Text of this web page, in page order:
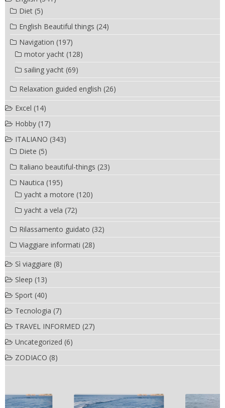
Diet (5)
English Beautiful things (24)
Navigation (197)
motor yacht (128)
sailing yacht (69)
Relaxation guided english (26)
Excel (14)
Hobby (17)
ITALIANO (343)
Diete (5)
Italiano beautiful-things (23)
Nautica (195)
yacht a motore (120)
yacht a vela (72)
Rilassamento guidato (32)
Viaggiare informati (28)
Sì viaggiare (8)
Sleep (13)
Sport (40)
Tecnologia (7)
TRAVEL INFORMED (27)
Uncategorized (6)
ZODIACO (8)